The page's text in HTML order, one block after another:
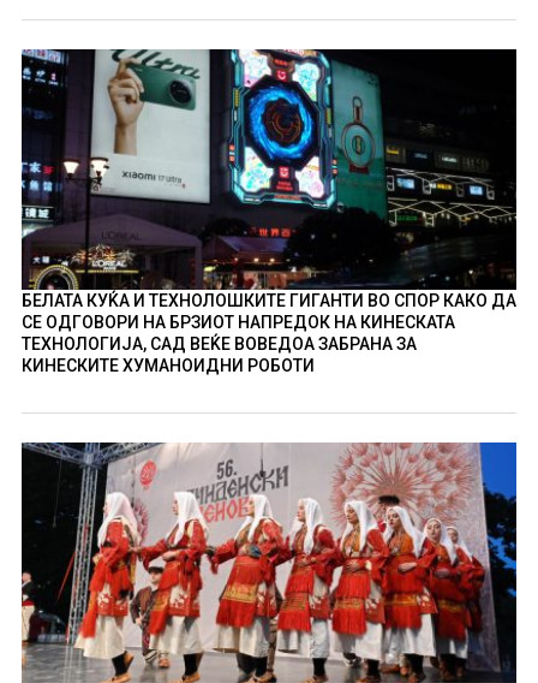
БЕЛАТА КУЌА И ТЕХНОЛОШКИТЕ ГИГАНТИ ВО СПОР КАКО ДА
СЕ ОДГОВОРИ НА БРЗИОТ НАПРЕДОК НА КИНЕСКАТА
ТЕХНОЛОГИЈА, САД ВЕЌЕ ВОВЕДОА ЗАБРАНА ЗА
КИНЕСКИТЕ ХУМАНОИДНИ РОБОТИ